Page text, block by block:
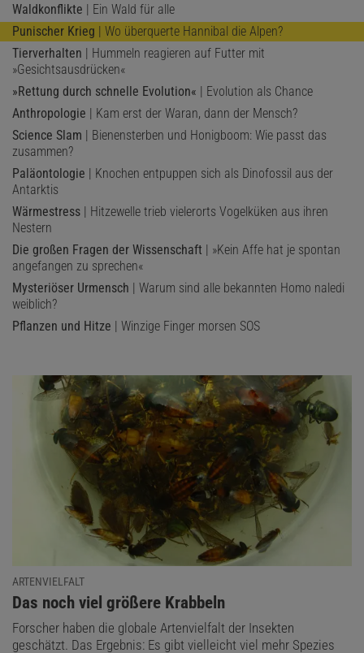
Waldkonflikte | Ein Wald für alle
Punischer Krieg | Wo überquerte Hannibal die Alpen?
Tierverhalten | Hummeln reagieren auf Futter mit
»Gesichtsausdrücken«
»Rettung durch schnelle Evolution« | Evolution als Chance
Anthropologie | Kam erst der Waran, dann der Mensch?
Science Slam | Bienensterben und Honigboom: Wie passt das
zusammen?
Paläontologie | Knochen entpuppen sich als Dinofossil aus der
Antarktis
Wärmestress | Hitzewelle trieb vielerorts Vogelküken aus ihren
Nestern
Die großen Fragen der Wissenschaft | »Kein Affe hat je spontan
angefangen zu sprechen«
Mysteriöser Urmensch | Warum sind alle bekannten Homo naledi
weiblich?
Pflanzen und Hitze | Winzige Finger morsen SOS
ARTENVIELFALT
:
Das noch viel größere Krabbeln
Forscher haben die globale Artenvielfalt der Insekten
geschätzt. Das Ergebnis: Es gibt vielleicht viel mehr Spezies